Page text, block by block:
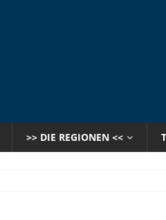
>> DIE REGIONEN <<